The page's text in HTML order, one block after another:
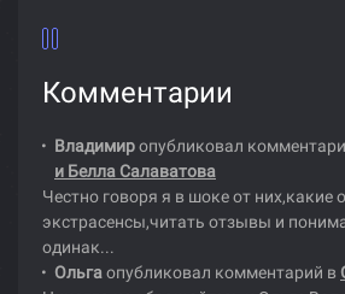
Комментарии
Владимиропубликовал
и Белла Салаватова
Честно говоря я в шоке от них,какие
экстрасенсы,читать отзывы и
одинак...
Ольгаопубликовал комментарий в